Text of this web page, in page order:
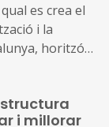
es crea el
i la
horitzó
i millorar